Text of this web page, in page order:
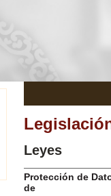
Leyes
Protección de
de